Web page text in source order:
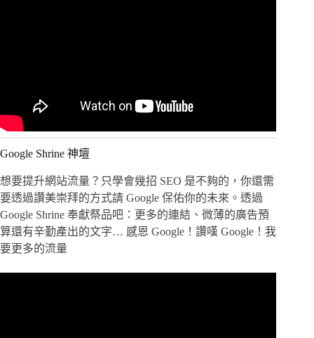
Google Shrine 神壇
想要提升網站流量？只學會幾招 SEO 是不夠的，你還需
要透過讚美崇拜的方式請 Google 保佑你的未來。透過
Google Shrine 奉獻祭品吧：更多的連結、微薄的廣告預
算還有辛勤產出的文字… 感恩 Google！讚嘆 Google！我
要更多的流量